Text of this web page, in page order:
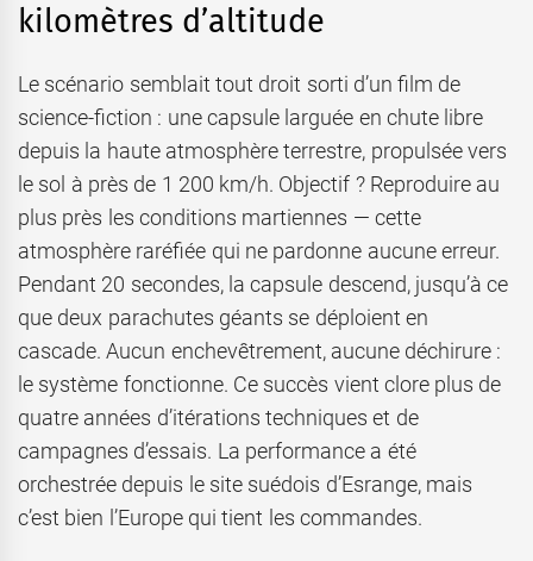
kilomètres d’altitude
Le scénario semblait tout droit sorti d’un film de
science-fiction : une capsule larguée en chute libre
depuis la haute atmosphère terrestre, propulsée vers
le sol à près de 1 200 km/h. Objectif ? Reproduire au
plus près les conditions martiennes — cette
atmosphère raréfiée qui ne pardonne aucune erreur.
Pendant 20 secondes, la capsule descend, jusqu’à ce
que deux parachutes géants se déploient en
cascade. Aucun enchevêtrement, aucune déchirure :
le système fonctionne. Ce succès vient clore plus de
quatre années d’itérations techniques et de
campagnes d’essais. La performance a été
orchestrée depuis le site suédois d’Esrange, mais
c’est bien l’Europe qui tient les commandes.